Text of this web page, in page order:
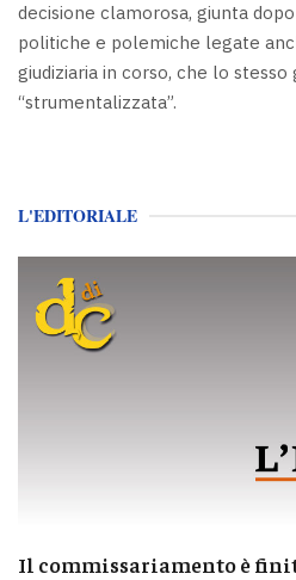
decisione clamorosa, giunta
politiche e polemiche legate
giudiziaria in corso, che lo
“strumentalizzata”.
L'EDITORIALE
Il commissariamento è